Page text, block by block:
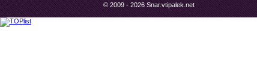
© 2009 - 2026 Snar.vtipalek.net